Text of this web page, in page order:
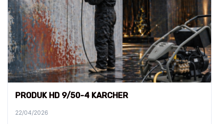
PRODUK HD 9/50-4 KARCHER
22/04/2026